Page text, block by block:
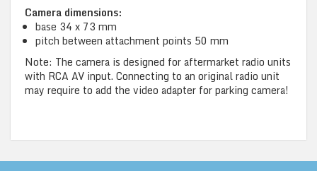
Camera dimensions:
base 34 x 73 mm
pitch between attachment points 50 mm
Note: The camera is designed for aftermarket radio units
with RCA AV input. Connecting to an original radio unit
may require to add the video adapter for parking camera!